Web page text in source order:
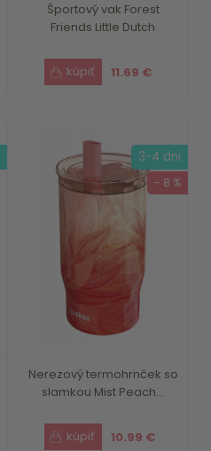
Športový vak Forest
Friends Little Dutch
11.69 €
Nerezový termohrnček so
slamkou Mist Peach...
10.99 €
3-4 dni
- 8 %